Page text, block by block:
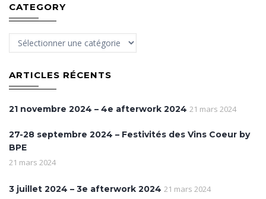
CATEGORY
Category
ARTICLES RÉCENTS
21 novembre 2024 – 4e afterwork 2024 21 mars 2024
27-28 septembre 2024 – Festivités des Vins Coeur by
BPE
21 mars 2024
3 juillet 2024 – 3e afterwork 2024 21 mars 2024